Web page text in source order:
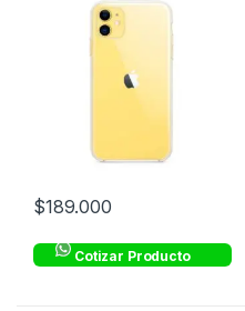
$189.000
Cotizar Producto